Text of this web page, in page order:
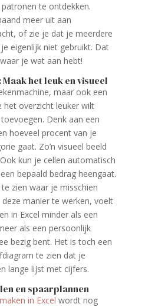
te ontdekken.
meer uit aan
of zie je dat je meerdere
eigenlijk niet gebruikt. Dat
je wat aan hebt!
het leuk en visueel
maar ook een
het overzicht leuker wilt
Denk aan een
hoeveel procent van je
gaat. Zo’n visueel beeld
kun je cellen automatisch
bepaald bedrag heengaat.
zien waar je misschien
manier te werken, voelt
in Excel minder als een
als een persoonlijk
bezig bent. Het is toch een
te zien dat je
lange lijst met cijfers.
en spaarplannen
in Excel wordt nog